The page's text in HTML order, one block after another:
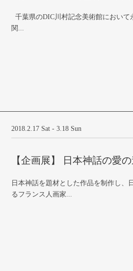
千葉県のDIC川村記念美術館におい
関...
2018.2.17 Sat - 3.18 Sun
【企画展】 日本神話の愛
日本神話を題材とした作品を制作し、
るフランス人画家...